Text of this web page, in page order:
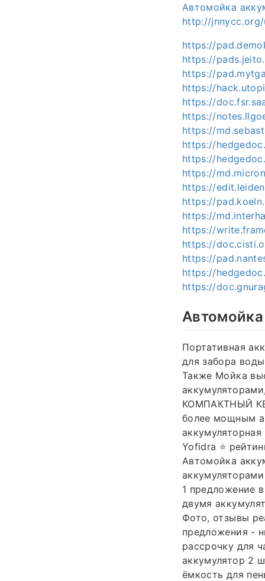
Автомойка
http://
https://
https://
https://
https://
https://
https://
https://
https://
https://
https://
https://
https://
https://
https://
https://
https://
https://
https://
Портативная
для забора
Также Мойка
КОМПАКТНЫЙ
более мощным
Yofidra ⭐️
Автомойка
1 предложение
двумя
Фото, отзывы
предложения -
рассрочку для
аккумулятор 2
ёмкость для